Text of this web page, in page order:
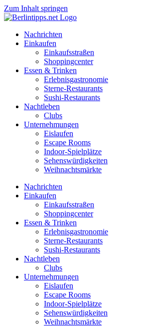
Zum Inhalt springen
Nachrichten
Einkaufen
Einkaufsstraßen
Shoppingcenter
Essen & Trinken
Erlebnisgastronomie
Sterne-Restaurants
Sushi-Restaurants
Nachtleben
Clubs
Unternehmungen
Eislaufen
Escape Rooms
Indoor-Spielplätze
Sehenswürdigkeiten
Weihnachtsmärkte
Nachrichten
Einkaufen
Einkaufsstraßen
Shoppingcenter
Essen & Trinken
Erlebnisgastronomie
Sterne-Restaurants
Sushi-Restaurants
Nachtleben
Clubs
Unternehmungen
Eislaufen
Escape Rooms
Indoor-Spielplätze
Sehenswürdigkeiten
Weihnachtsmärkte